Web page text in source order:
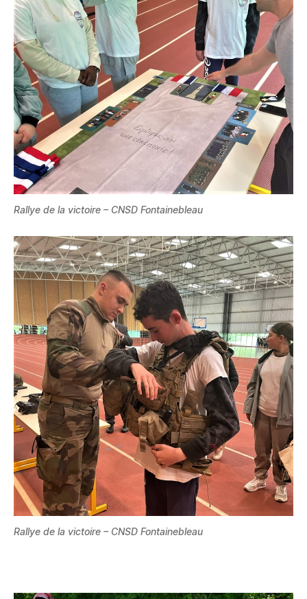
Rallye de la victoire – CNSD Fontainebleau
Rallye de la victoire – CNSD Fontainebleau